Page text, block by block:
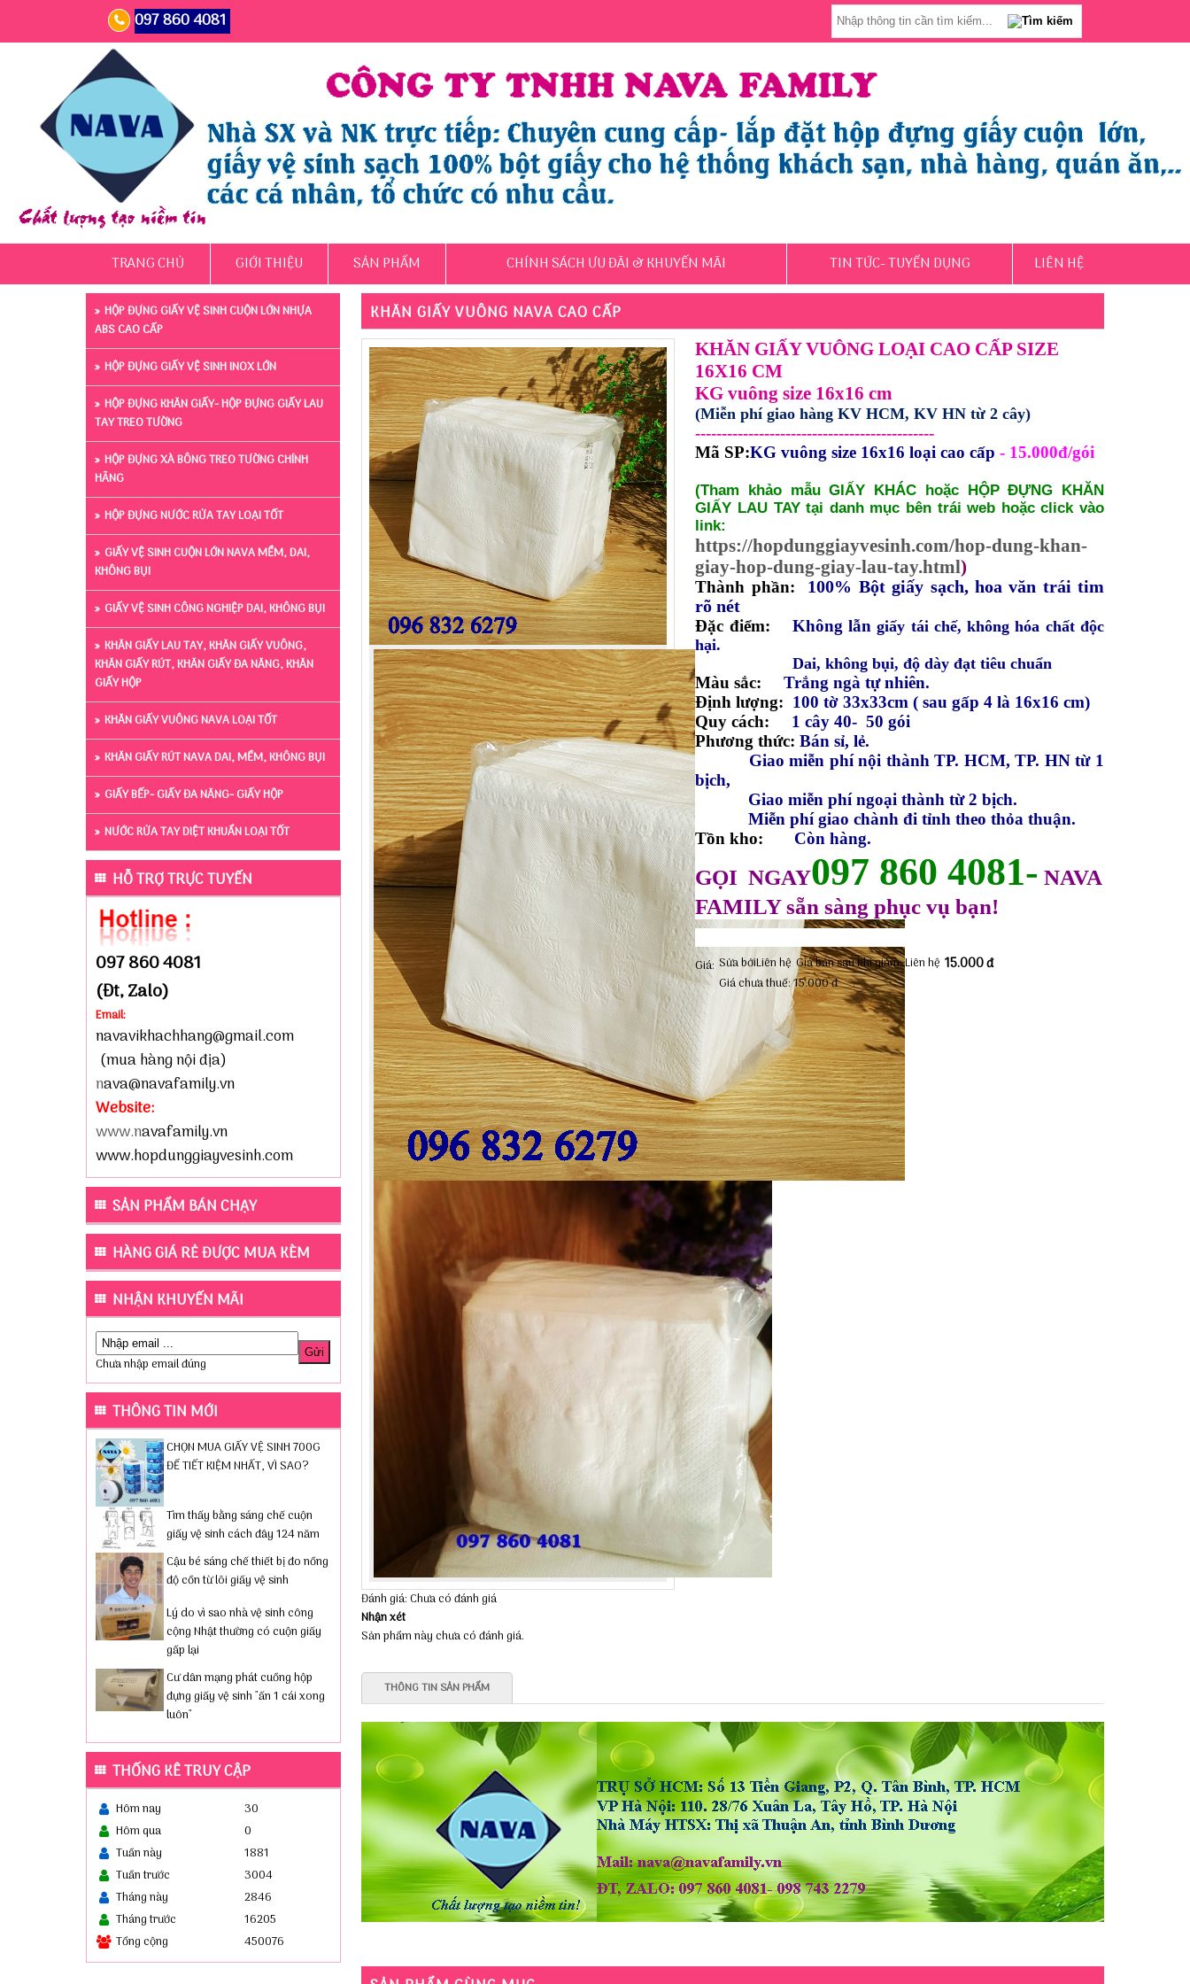
097 860 4081
TRANG CHỦ GIỚI THIỆU SẢN PHẨM CHÍNH SÁCH ƯU ĐÃI & KHUYẾN MÃI TIN TỨC- TUYỂN DỤNG LIÊN HỆ
HỘP ĐỰNG GIẤY VỆ SINH CUỘN LỚN NHỰA
ABS CAO CẤP
HỘP ĐỰNG GIẤY VỆ SINH INOX LỚN
HỘP ĐỰNG KHĂN GIẤY- HỘP ĐỰNG GIẤY LAU
TAY TREO TƯỜNG
HỘP ĐỰNG XÀ BÔNG TREO TƯỜNG CHÍNH
HÃNG
HỘP ĐỰNG NƯỚC RỬA TAY LOẠI TỐT
GIẤY VỆ SINH CUỘN LỚN NAVA MỀM, DAI,
KHÔNG BỤI
GIẤY VỆ SINH CÔNG NGHIỆP DAI, KHÔNG BỤI
KHĂN GIẤY LAU TAY, KHĂN GIẤY VUÔNG,
KHĂN GIẤY RÚT, KHĂN GIẤY ĐA NĂNG, KHĂN
GIẤY HỘP
KHĂN GIẤY VUÔNG NAVA LOẠI TỐT
KHĂN GIẤY RÚT NAVA DAI, MỀM, KHÔNG BỤI
GIẤY BẾP- GIẤY ĐA NĂNG- GIẤY HỘP
NƯỚC RỬA TAY DIỆT KHUẨN LOẠI TỐT
HỖ TRỢ TRỰC TUYẾN
097 860 4081
(Đt, Zalo)
Email:
navavikhachhang@gmail.com
(mua hàng nội địa)
nava@navafamily.vn
Website:
www.navafamily.vn
www.hopdunggiayvesinh.com
SẢN PHẨM BÁN CHẠY
HÀNG GIÁ RẺ ĐƯỢC MUA KÈM
NHẬN KHUYẾN MÃI
Chưa nhập email đúng
THÔNG TIN MỚI
CHỌN MUA GIẤY VỆ SINH 700G
ĐỂ TIẾT KIỆM NHẤT, VÌ SAO?
Tìm thấy bằng sáng chế cuộn
giấy vệ sinh cách đây 124 năm
Cậu bé sáng chế thiết bị đo nồng
độ cồn từ lõi giấy vệ sinh
Lý do vì sao nhà vệ sinh công
cộng Nhật thường có cuộn giấy
gấp lại
Cư dân mạng phát cuồng hộp
đựng giấy vệ sinh "ấn 1 cái xong
luôn"
THỐNG KÊ TRUY CẬP
Hôm nay
30
Hôm qua
0
Tuần này
1881
Tuần trước
3004
Tháng này
2846
Tháng trước
16205
Tổng cộng
450076
KHĂN GIẤY VUÔNG NAVA CAO CẤP
KHĂN GIẤY VUÔNG LOẠI CAO CẤP SIZE
16X16 CM
KG vuông size 16x16 cm
(Miễn phí giao hàng KV HCM, KV HN từ 2 cây)
---------------------------------------------
Mã SP:KG vuông size 16x16 loại cao cấp- 15.000đ/gói
(Tham khảo mẫu GIẤY KHÁC hoặc HỘP ĐỰNG KHĂN
GIẤY LAU TAY tại danh mục bên trái web hoặc click vào
link:
https://hopdunggiayvesinh.com/hop-dung-khan-
giay-hop-dung-giay-lau-tay.html)
Thành phần: 100% Bột giấy sạch, hoa văn trái tim
rõ nét
Đặc điểm: Không lẫn giấy tái chế, không hóa chất độc
hại.
Dai, không bụi, độ dày đạt tiêu chuẩn
Màu sắc:Trắng ngà tự nhiên.
Định lượng: 100 tờ 33x33cm ( sau gấp 4 là 16x16 cm)
Quy cách: 1 cây 40- 50 gói
Phương thức:Bán sỉ, lẻ.
Giao miễn phí nội thành TP. HCM, TP. HN từ 1
bịch,
Giao miễn phí ngoại thành từ 2 bịch.
Miễn phí giao chành đi tỉnh theo thỏa thuận.
Tồn kho: Còn hàng.
GỌI NGAY097 860 4081- NAVA
FAMILY sẵn sàng phục vụ bạn!
Giá: Sửa bởiLiên hệ Giá bán sau khi giảm:Liên hệ 15.000 đ
Giá chưa thuế:15.000 đ
Đánh giá: Chưa có đánh giá
Nhận xét
Sản phẩm này chưa có đánh giá.
THÔNG TIN SẢN PHẨM